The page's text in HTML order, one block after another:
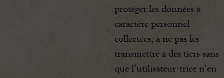
protéger les données à
caractère personnel
collectées, à ne pas les
transmettre à des tiers sans
que l’utilisateur·trice n’en